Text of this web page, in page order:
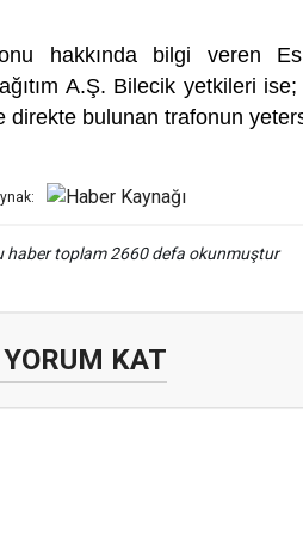
hakkında bilgi veren
A.Ş. Bilecik yetkileri
direkte bulunan trafonun
haber toplam 2660 defa okunmuştur
YORUM KAT